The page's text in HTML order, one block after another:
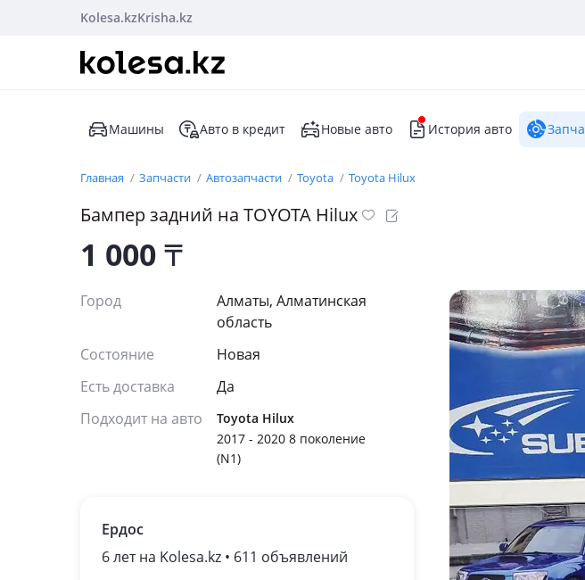
Kolesa.kzKrisha.kz
Машины Авто в кредит Новые авто История авто
Главная Запчасти Автозапчасти Toyota Toyota Hilux
Бампер задний на TOYOTA Hilux
1 000₸
Город
Алматы, Алматинская
область
Состояние
Новая
Есть доставка
Да
Подходит на авто
Toyota Hilux
2017 - 2020 8 поколение
(N1)
Ердос
6 лет на Kolesa.kz • 611 объявлений